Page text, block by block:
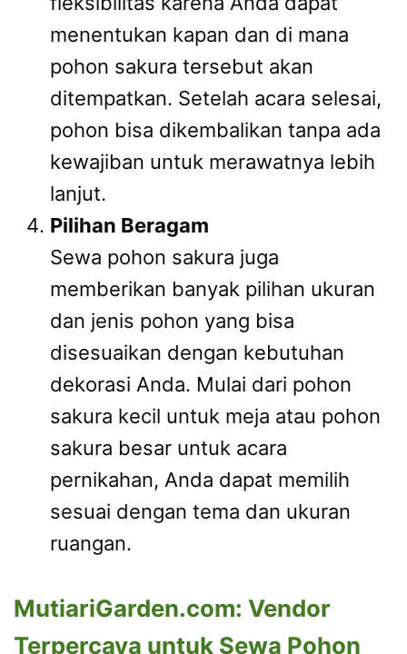
menentukan kapan dan di mana
pohon sakura tersebut akan
ditempatkan. Setelah acara selesai,
pohon bisa dikembalikan tanpa ada
kewajiban untuk merawatnya lebih
lanjut.
Pilihan Beragam
Sewa pohon sakura juga
memberikan banyak pilihan ukuran
dan jenis pohon yang bisa
disesuaikan dengan kebutuhan
dekorasi Anda. Mulai dari pohon
sakura kecil untuk meja atau pohon
sakura besar untuk acara
pernikahan, Anda dapat memilih
sesuai dengan tema dan ukuran
ruangan.
MutiariGarden.com: Vendor
Terpercaya untuk Sewa Pohon